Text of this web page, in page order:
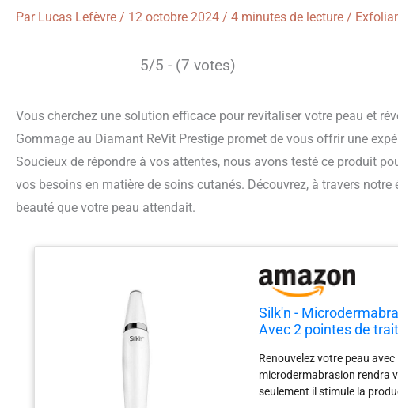
Par Lucas Lefèvre / 12 octobre 2024 / 4 minutes de lecture /
5/5 - (7 votes)
Vous cherchez une solution efficace pour revitaliser votre peau et
Gommage au Diamant ReVit Prestige promet de vous offrir une
Soucieux de répondre à vos attentes, nous avons testé ce produit
vos besoins en matière de soins cutanés. Découvrez, à travers
beauté que votre peau attendait.
Silk'n -
Avec 2 pointes de
Renouvelez votre peau
microdermabrasion rendra
seulement il stimule la